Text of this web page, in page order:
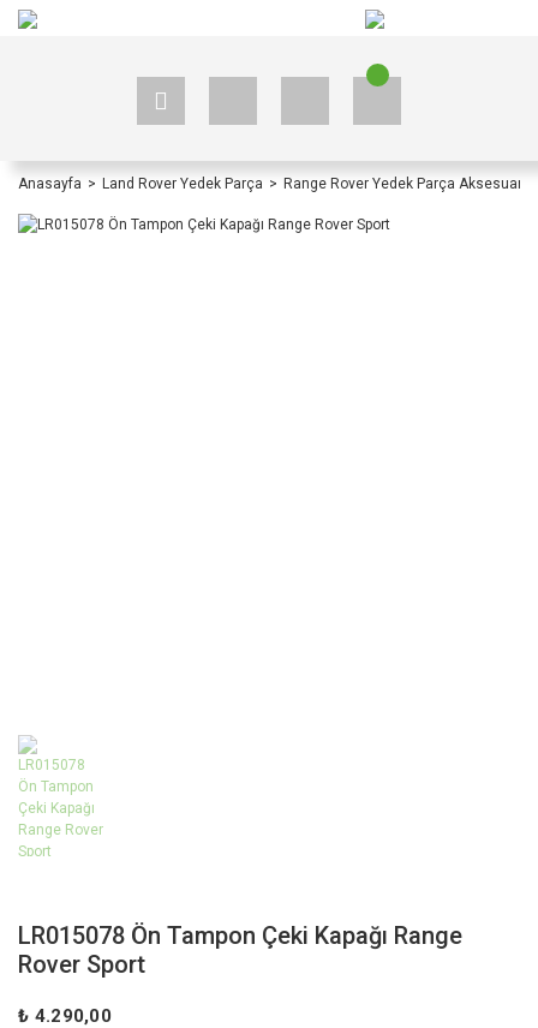
Anasayfa Land Rover Yedek Parça Range Rover Yedek Parça Aksesuar
LR015078 Ön Tampon Çeki Kapağı Range
Rover Sport
₺ 4.290,00